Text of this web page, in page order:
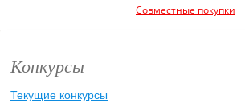
Совместные покупки
Конкурсы
Текущие конкурсы